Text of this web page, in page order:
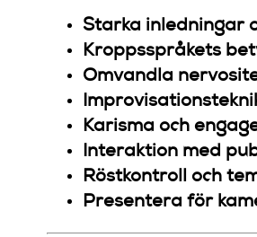
Starka inledningar
Kroppsspråkets
Omvandla
Karisma och
Interaktion med
Röstkontroll och
Presentera för